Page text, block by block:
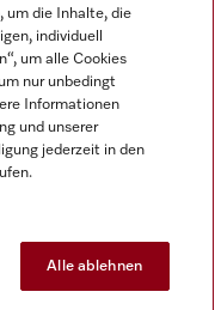
um die Inhalte, die
individuell
um alle Cookies
nur unbedingt
Informationen
und unserer
jederzeit in den
Alle ablehnen